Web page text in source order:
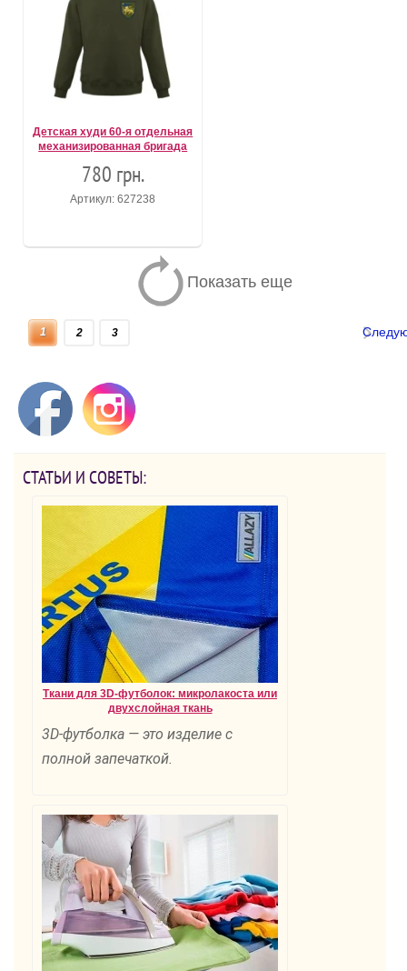
Детская худи 60-я отдельная
механизированная бригада
780 грн.
Артикул: 627238
Показать еще
1 2 3
СТАТЬИ И СОВЕТЫ:
Ткани для 3D-футболок: микролакоста или
двухслойная ткань
3D-футболка — это изделие с
полной запечаткой.